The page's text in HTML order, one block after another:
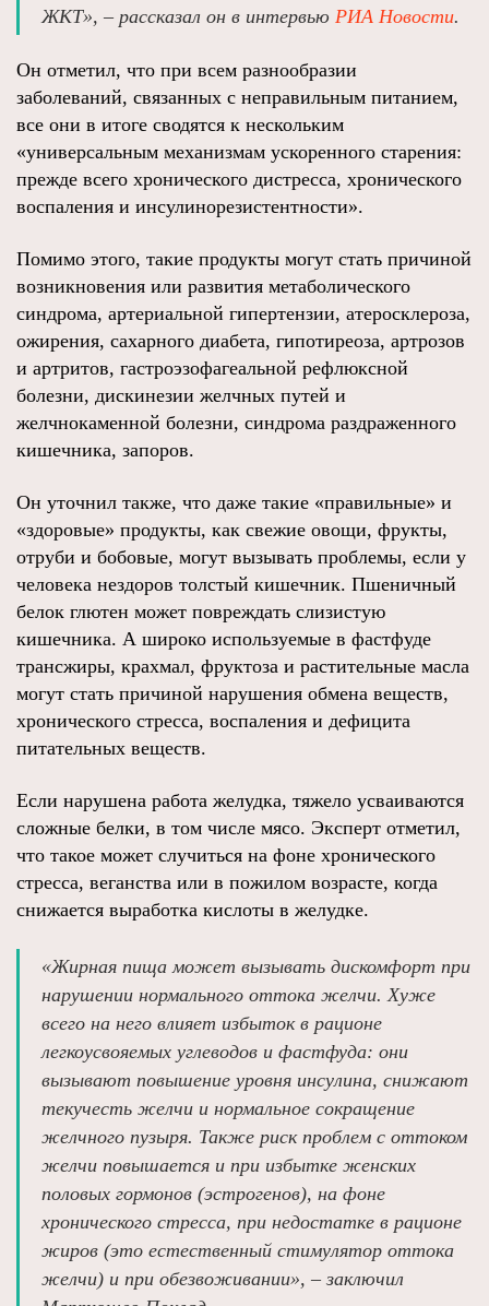
ЖКТ», – рассказал он в интервью РИА Новости.
Он отметил, что при всем разнообразии
заболеваний, связанных с неправильным питанием,
все они в итоге сводятся к нескольким
«универсальным механизмам ускоренного старения:
прежде всего хронического дистресса, хронического
воспаления и инсулинорезистентности».
Помимо этого, такие продукты могут стать причиной
возникновения или развития метаболического
синдрома, артериальной гипертензии, атеросклероза,
ожирения, сахарного диабета, гипотиреоза, артрозов
и артритов, гастроэзофагеальной рефлюксной
болезни, дискинезии желчных путей и
желчнокаменной болезни, синдрома раздраженного
кишечника, запоров.
Он уточнил также, что даже такие «правильные» и
«здоровые» продукты, как свежие овощи, фрукты,
отруби и бобовые, могут вызывать проблемы, если у
человека нездоров толстый кишечник. Пшеничный
белок глютен может повреждать слизистую
кишечника. А широко используемые в фастфуде
трансжиры, крахмал, фруктоза и растительные масла
могут стать причиной нарушения обмена веществ,
хронического стресса, воспаления и дефицита
питательных веществ.
Если нарушена работа желудка, тяжело усваиваются
сложные белки, в том числе мясо. Эксперт отметил,
что такое может случиться на фоне хронического
стресса, веганства или в пожилом возрасте, когда
снижается выработка кислоты в желудке.
«Жирная пища может вызывать дискомфорт при
нарушении нормального оттока желчи. Хуже
всего на него влияет избыток в рационе
легкоусвояемых углеводов и фастфуда: они
вызывают повышение уровня инсулина, снижают
текучесть желчи и нормальное сокращение
желчного пузыря. Также риск проблем с оттоком
желчи повышается и при избытке женских
половых гормонов (эстрогенов), на фоне
хронического стресса, при недостатке в рационе
жиров (это естественный стимулятор оттока
желчи) и при обезвоживании», – заключил